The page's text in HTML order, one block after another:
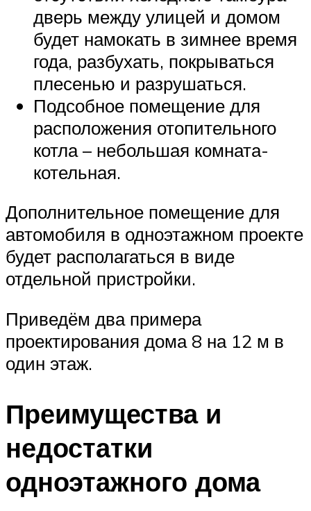
дверь между улицей и домом
будет намокать в зимнее время
года, разбухать, покрываться
плесенью и разрушаться.
Подсобное помещение для
расположения отопительного
котла – небольшая комната-
котельная.
Дополнительное помещение для
автомобиля в одноэтажном проекте
будет располагаться в виде
отдельной пристройки.
Приведём два примера
проектирования дома 8 на 12 м в
один этаж.
Преимущества и
недостатки
одноэтажного дома